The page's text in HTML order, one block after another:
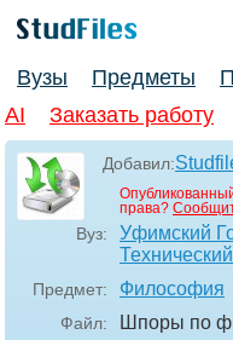
Вузы Предметы
AI
Заказать работу
Добавил:
права?
Вуз:
Уфимский
Предмет: Философия
Файл: Шпоры по